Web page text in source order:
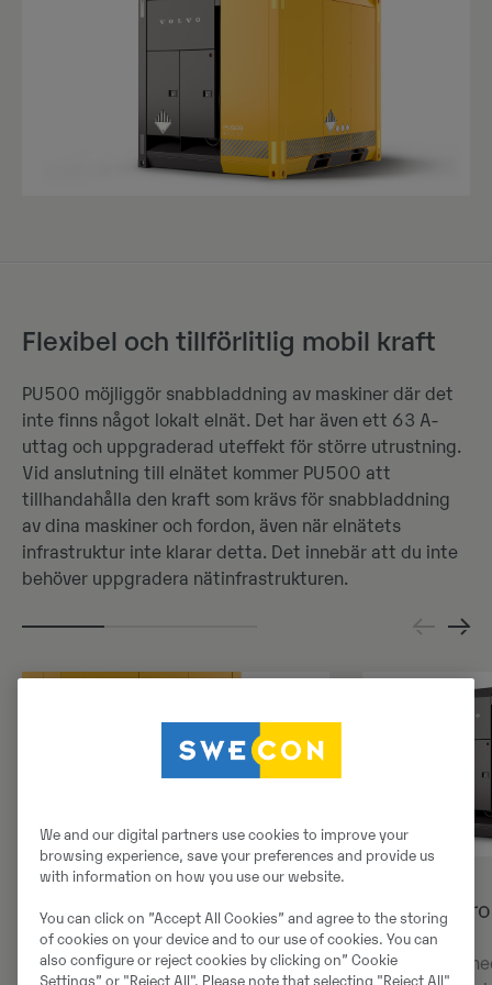
Flexibel och tillförlitlig mobil kraft
PU500 möjliggör snabbladdning av maskiner där det
inte finns något lokalt elnät. Det har även ett 63 A-
uttag och uppgraderad uteffekt för större utrustning.
Vid anslutning till elnätet kommer PU500 att
tillhandahålla den kraft som krävs för snabbladdning
av dina maskiner och fordon, även när elnätets
infrastruktur inte klarar detta. Det innebär att du inte
behöver uppgradera nätinfrastrukturen.
Enkel att transportera
Med gaffelhål på två sidor av
Säker och
Konstruerat
We and our digital partners use cookies to improve your
browsing experience, save your preferences and provide us
with information on how you use our website.
You can click on ”Accept All Cookies” and agree to the storing
of cookies on your device and to our use of cookies. You can
also configure or reject cookies by clicking on” Cookie
Settings” or "Reject All". Please note that selecting "Reject All"